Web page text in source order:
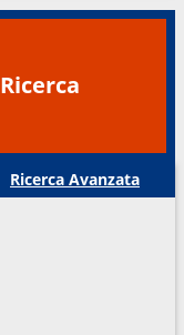
Ricerca
Ricerca Avanzata